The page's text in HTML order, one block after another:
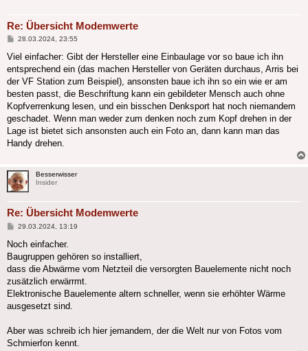
Re: Übersicht Modemwerte
Beitrag
28.03.2024, 23:55
Viel einfacher: Gibt der Hersteller eine Einbaulage vor so baue ich ihn
entsprechend ein (das machen Hersteller von Geräten durchaus, Arris bei
der VF Station zum Beispiel), ansonsten baue ich ihn so ein wie er am
besten passt, die Beschriftung kann ein gebildeter Mensch auch ohne
Kopfverrenkung lesen, und ein bisschen Denksport hat noch niemandem
geschadet. Wenn man weder zum denken noch zum Kopf drehen in der
Lage ist bietet sich ansonsten auch ein Foto an, dann kann man das
Handy drehen.
Besserwisser
Insider
Re: Übersicht Modemwerte
Beitrag
29.03.2024, 13:19
Noch einfacher.
Baugruppen gehören so installiert,
dass die Abwärme vom Netzteil die versorgten Bauelemente nicht noch
zusätzlich erwärrmt.
Elektronische Bauelemente altern schneller, wenn sie erhöhter Wärme
ausgesetzt sind.
Aber was schreib ich hier jemandem, der die Welt nur von Fotos vom
Schmierfon kennt.